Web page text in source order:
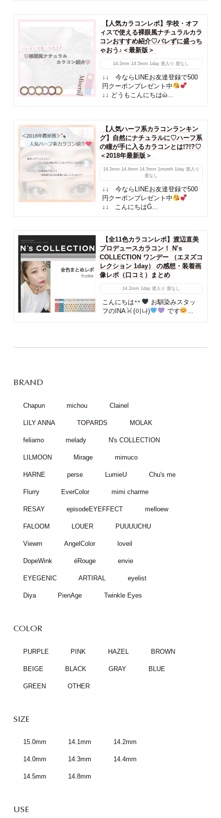
【人気カラコンレポ】学校・オフ
ィスで使える裸眼風ナチュラルカラ
コンおすすめ紹介♡バレずに盛っち
ゃおう♪＜最新版＞
14.2mm 14.5mm 1day 度入り 度なし
↓↓ 今ならLINEお友達登録で500
円クーポンプレゼント中
↓↓ どうもこんにちはὠ...
【人気ハーフ系カラコンランキン
グ】自然にナチュラルに♡ハーフ系
の瞳が手に入るカラコンとは!?!?♡
＜2018年最新版＞
14.2mm 14.4mm 14.5mm 1month 1day 度入り
度なし
↓↓ 今ならLINEお友達登録で500
円クーポンプレゼント中
↓↓ こんにちはǴ...
【全11色カラコンレポ】渡辺直美
プロデュースカラコン！ N’s
COLLECTION ワンデー （エヌズコ
レクション 1day） の感想・装着画
像レポ（口コミ）まとめ
14.2mm 1day 度入り 度なし
こんにちは
お馴染みスタッ
フのINA
(이나) です ...
BRAND
Chapun michou Clainel
LILY ANNA TOPARDS MOLAK
feliamo melady N's COLLECTION
LILMOON Mirage mimuco
HARNE perse LumieU Chu's me
Flurry EverColor mimi charme
RESAY episodeEYEFFECT melloew
FALOOM LOUER PUUUUCHU
Viewm AngelColor loveil
DopeWink éRouge envie
EYEGENIC ARTIRAL eyelist
Diya PienAge Twinkle Eyes
COLOR
PURPLE PINK HAZEL BROWN
BEIGE BLACK GRAY BLUE
GREEN OTHER
SIZE
15.0mm 14.1mm 14.2mm
14.0mm 14.3mm 14.4mm
14.5mm 14.8mm
USE